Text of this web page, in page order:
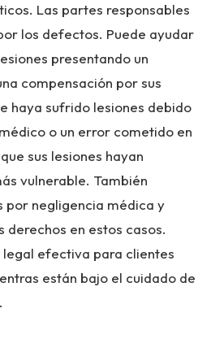
Las partes responsables
los defectos. Puede ayudar
presentando un
compensación por sus
haya sufrido lesiones debido
o un error cometido en
sus lesiones hayan
vulnerable. También
por negligencia médica y
derechos en estos casos.
efectiva para clientes
están bajo el cuidado de